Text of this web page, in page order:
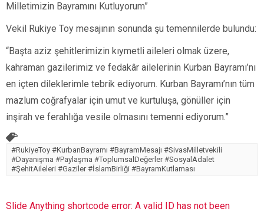
Milletimizin Bayramını Kutluyorum”
Vekil Rukiye Toy mesajının sonunda şu temennilerde bulundu:
“Başta aziz şehitlerimizin kıymetli aileleri olmak üzere,
kahraman gazilerimiz ve fedakâr ailelerinin Kurban Bayramı’nı
en içten dileklerimle tebrik ediyorum. Kurban Bayramı’nın tüm
mazlum coğrafyalar için umut ve kurtuluşa, gönüller için
inşirah ve ferahlığa vesile olmasını temenni ediyorum.”
#RukiyeToy #KurbanBayramı #BayramMesajı #SivasMilletvekili
#Dayanışma #Paylaşma #ToplumsalDeğerler #SosyalAdalet
#ŞehitAileleri #Gaziler #İslamBirliği #BayramKutlaması
Slide Anything shortcode error: A valid ID has not been